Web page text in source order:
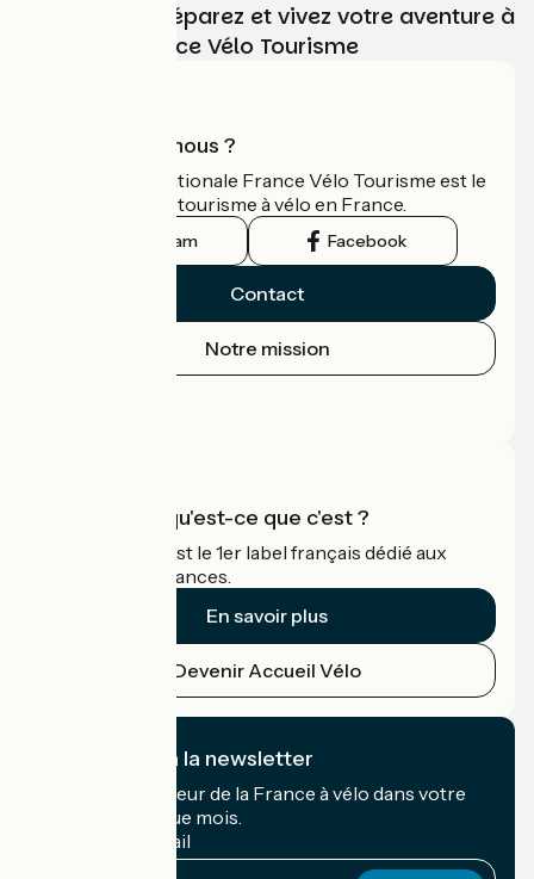
Choisissez, préparez et vivez votre aventure à
vélo avec France Vélo Tourisme
Qui sommes-nous ?
L'association nationale France Vélo Tourisme est le
guide officiel du tourisme à vélo en France.
Instagram Facebook
Contact
Notre mission
Accueil Vélo qu'est-ce que c'est ?
Accueil Vélo c'est le 1er label français dédié aux
cyclistes en vacances.
En savoir plus
Devenir Accueil Vélo
Je m'abonne à la newsletter
Recevez le meilleur de la France à vélo dans votre
boîte mail chaque mois.
Mon adresse mail